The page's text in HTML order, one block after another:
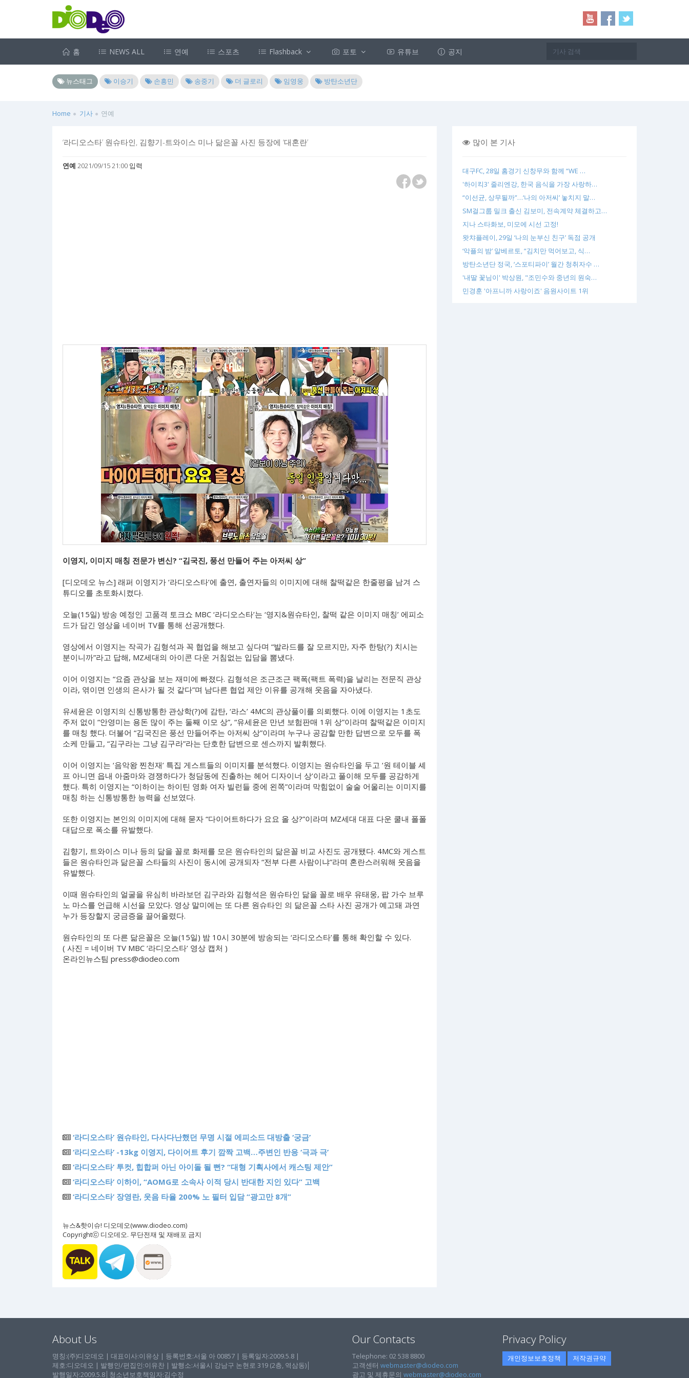
홈 NEWS ALL 연예 스포츠 Flashback 포토 유튜브 공지
뉴스태그 이승기 손흥민 송중기 더 글로리 임영웅 방탄소년단
Home 기사 연예
‘라디오스타’ 원슈타인, 김향기-트와이스 미나 닮은꼴 사진 등장에 ‘대혼란’
연예 2021/09/15 21:00 입력
이영지, 이미지 매칭 전문가 변신? “김국진, 풍선 만들어 주는 아저씨 상”
[디오데오 뉴스] 래퍼 이영지가 ‘라디오스타’에 출연, 출연자들의 이미지에 대해 찰떡같은 한줄평을 남겨 스
튜디오를 초토화시켰다.
오늘(15일) 방송 예정인 고품격 토크쇼 MBC ‘라디오스타’는 ‘영지&원슈타인, 찰떡 같은 이미지 매칭’ 에피소
드가 담긴 영상을 네이버 TV를 통해 선공개했다.
영상에서 이영지는 작곡가 김형석과 꼭 협업을 해보고 싶다며 “발라드를 잘 모르지만, 자주 한탕(?) 치시는
분이니까”라고 답해, MZ세대의 아이콘 다운 거침없는 입담을 뽐냈다.
이어 이영지는 “요즘 관상을 보는 재미에 빠졌다. 김형석은 조근조근 팩폭(팩트 폭력)을 날리는 전문직 관상
이라, 엮이면 인생의 은사가 될 것 같다”며 남다른 협업 제안 이유를 공개해 웃음을 자아냈다.
유세윤은 이영지의 신통방통한 관상학(?)에 감탄, ‘라스’ 4MC의 관상풀이를 의뢰했다. 이에 이영지는 1초도
주저 없이 “안영미는 용돈 많이 주는 둘째 이모 상”, “유세윤은 만년 보험판매 1위 상”이라며 찰떡같은 이미지
를 매칭 했다. 더불어 “김국진은 풍선 만들어주는 아저씨 상”이라며 누구나 공감할 만한 답변으로 모두를 폭
소케 만들고, “김구라는 그냥 김구라”라는 단호한 답변으로 센스까지 발휘했다.
이어 이영지는 ‘음악왕 찐천재’ 특집 게스트들의 이미지를 분석했다. 이영지는 원슈타인을 두고 ‘원 테이블 셰
프 아니면 읍내 아줌마와 경쟁하다가 청담동에 진출하는 헤어 디자이너 상’이라고 풀이해 모두를 공감하게
했다. 특히 이영지는 “이하이는 하이틴 영화 여자 빌런들 중에 왼쪽”이라며 막힘없이 술술 어울리는 이미지를
매칭 하는 신통방통한 능력을 선보였다.
또한 이영지는 본인의 이미지에 대해 묻자 “다이어트하다가 요요 올 상?”이라며 MZ세대 대표 다운 쿨내 폴폴
대답으로 폭소를 유발했다.
김향기, 트와이스 미나 등의 닮을 꼴로 화제를 모은 원슈타인의 닮은꼴 비교 사진도 공개됐다. 4MC와 게스트
들은 원슈타인과 닮은꼴 스타들의 사진이 동시에 공개되자 “전부 다른 사람이냐”라며 혼란스러워해 웃음을
유발했다.
이때 원슈타인의 얼굴을 유심히 바라보던 김구라와 김형석은 원슈타인 닮을 꼴로 배우 유태웅, 팝 가수 브루
노 마스를 언급해 시선을 모았다. 영상 말미에는 또 다른 원슈타인 의 닮은꼴 스타 사진 공개가 예고돼 과연
누가 등장할지 궁금증을 끌어올렸다.
원슈타인의 또 다른 닮은꼴은 오늘(15일) 밤 10시 30분에 방송되는 ‘라디오스타’를 통해 확인할 수 있다.
( 사진 = 네이버 TV MBC ‘라디오스타’ 영상 캡처 )
온라인뉴스팀 press@diodeo.com
‘라디오스타’ 원슈타인, 다사다난했던 무명 시절 에피소드 대방출 ‘궁금’
‘라디오스타’ -13kg 이영지, 다이어트 후기 깜짝 고백…주변인 반응 ‘극과 극’
‘라디오스타’ 투컷, 힙합퍼 아닌 아이돌 될 뻔? “대형 기획사에서 캐스팅 제안”
‘라디오스타’ 이하이, “AOMG로 소속사 이적 당시 반대한 지인 있다” 고백
‘라디오스타’ 장영란, 웃음 타율 200% 노 필터 입담 “광고만 8개”
뉴스&핫이슈! 디오데오(www.diodeo.com)
Copyrightⓒ 디오데오. 무단전재 및 재배포 금지
많이 본 기사
대구FC, 28일 홈경기 신창무와 함께 “WE …
'하이킥3' 줄리엔강, 한국 음식을 가장 사랑하…
“이선균, 상무될까”…‘나의 아저씨’ 놓치지 말…
SM걸그룹 밀크 출신 김보미, 전속계약 체결하고…
지나 스타화보, 미모에 시선 고정!
왓챠플레이, 29일 ‘나의 눈부신 친구’ 독점 공개
‘악플의 밤’ 알베르토, “김치만 먹어보고, 식…
방탄소년단 정국, ‘스포티파이’ 월간 청취자수 …
'내딸 꽃님이' 박상원, "조민수와 중년의 원숙…
민경훈 '아프니까 사랑이죠' 음원사이트 1위
About Us
명칭:(주)디오데오 | 대표이사:이유상 | 등록번호:서울 아 00857 | 등록일자:2009.5.8 |
제호:디오데오 | 발행인/편집인:이유찬 | 발행소:서울시 강남구 논현로 319 (2층, 역삼동)│
발행일자:2009.5.8│청소년보호책임자:김수정
Our Contacts
Telephone: 02 538 8800
고객센터 webmaster@diodeo.com
광고 및 제휴문의 webmaster@diodeo.com
Privacy Policy
개인정보보호정책 저작권규약